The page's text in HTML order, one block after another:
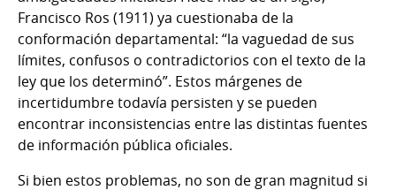
Francisco Ros (1911) ya cuestionaba de la
conformación departamental: “la vaguedad de sus
límites, confusos o contradictorios con el texto de la
ley que los determinó”. Estos márgenes de
incertidumbre todavía persisten y se pueden
encontrar inconsistencias entre las distintas fuentes
de información pública oficiales.
Si bien estos problemas, no son de gran magnitud si